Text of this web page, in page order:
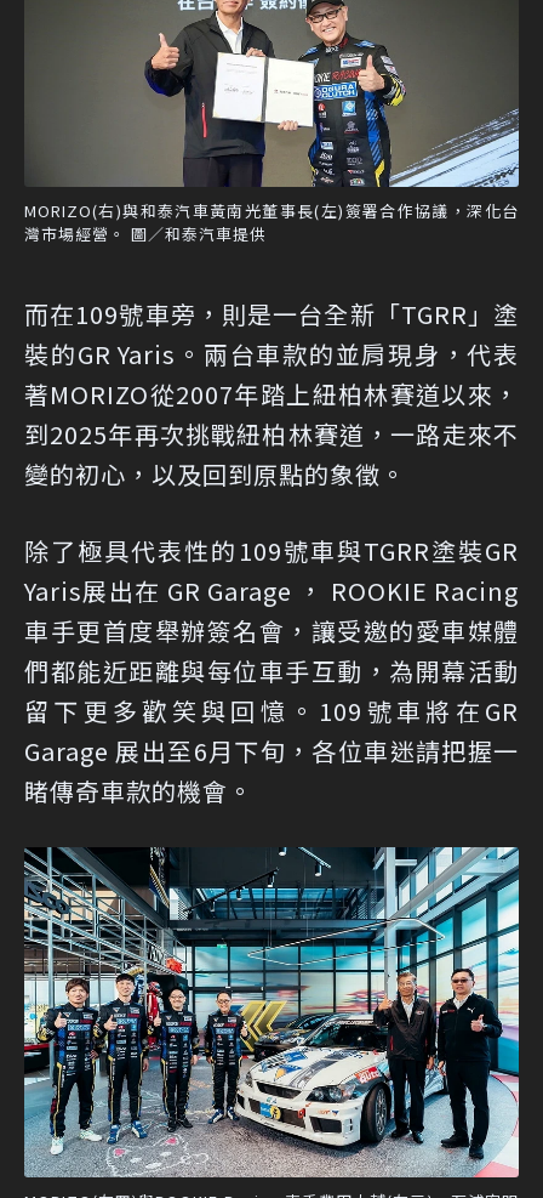
MORIZO(右)與和泰汽車黃南光董事長(左)簽署合作協議，深化台
灣市場經營。 圖／和泰汽車提供
而在109號車旁，則是一台全新「TGRR」塗
裝的GR Yaris。兩台車款的並肩現身，代表
著MORIZO從2007年踏上紐柏林賽道以來，
到2025年再次挑戰紐柏林賽道，一路走來不
變的初心，以及回到原點的象徵。
除了極具代表性的109號車與TGRR塗裝GR
Yaris展出在 GR Garage ， ROOKIE Racing
車手更首度舉辦簽名會，讓受邀的愛車媒體
們都能近距離與每位車手互動，為開幕活動
留下更多歡笑與回憶。109號車將在GR
Garage 展出至6月下旬，各位車迷請把握一
睹傳奇車款的機會。